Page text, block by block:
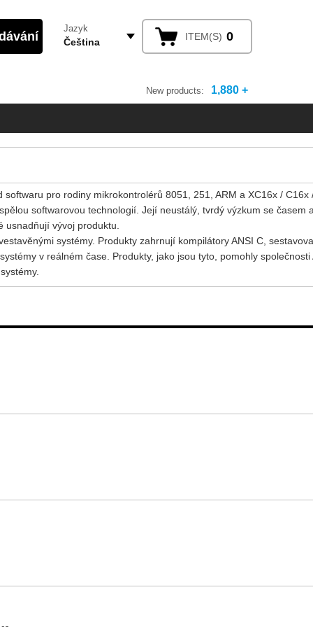
Jazyk
Čeština ITEM(S) 0
New products: 1,880 +
pro rodiny mikrokontrolérů 8051, 251, ARM a XC16x / C16x
softwarovou technologií. Její neustálý, tvrdý výzkum se časem
vývoj produktu.
systémy. Produkty zahrnují kompilátory ANSI C,
v reálném čase. Produkty, jako jsou tyto, pomohly společnosti